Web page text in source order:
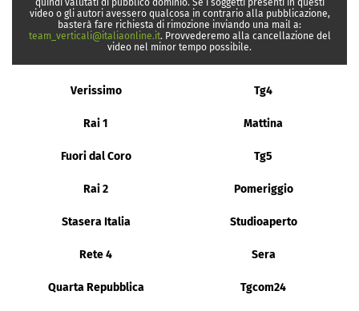
quindi valutati di pubblico dominio. Se i soggetti presenti in questi
video o gli autori avessero qualcosa in contrario alla pubblicazione,
basterà fare richiesta di rimozione inviando una mail a:
team_verticali@italiaonline.it. Provvederemo alla cancellazione del
video nel minor tempo possibile.
Verissimo Tg4
Rai 1 Mattina
Fuori dal Coro Tg5
Rai 2 Pomeriggio
Stasera Italia Studioaperto
Rete 4 Sera
Quarta Repubblica Tgcom24